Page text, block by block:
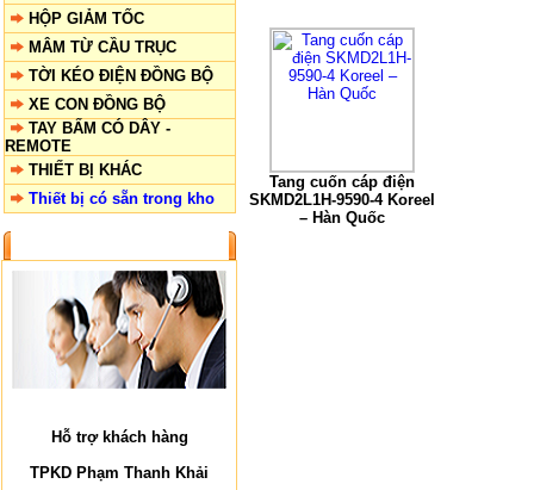
HỘP GIẢM TỐC
MÂM TỪ CẦU TRỤC
TỜI KÉO ĐIỆN ĐỒNG BỘ
XE CON ĐỒNG BỘ
TAY BẤM CÓ DÂY -
REMOTE
THIẾT BỊ KHÁC
Thiết bị có sẵn trong kho
Hỗ trợ khách hàng
TPKD Phạm Thanh Khải
Tang cuốn cáp điện
SKMD2L1H-9590-4 Koreel
– Hàn Quốc